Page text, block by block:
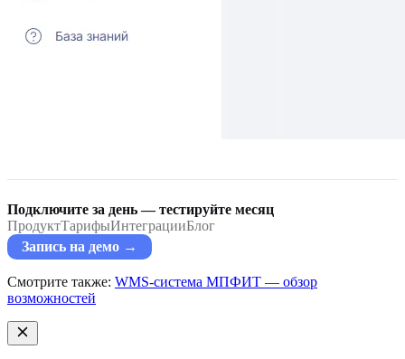
Подключите за день — тестируйте месяц
ПродуктТарифыИнтеграцииБлог
Запись на демо →
Смотрите также: WMS-система МПФИТ — обзор
возможностей